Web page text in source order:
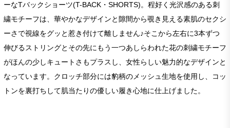
ーなTバックショーツ(T-BACK・SHORTS)。程好く光沢感のある刺
繍モチーフは、華やかなデザインと隙間から覗き見える素肌のセクシ
ーさで視線をグッと惹き付けて離しません♪そこから左右に3本ずつ
伸びるストリングとその先にもう一つあしらわれた花の刺繍モチーフ
がほんの少しキュートさもプラスし、女性らしい魅力的なデザインと
なっています。クロッチ部分には豹柄のメッシュ生地を使用し、コッ
トンを裏打ちして肌当たりの優しい履き心地に仕上げました。